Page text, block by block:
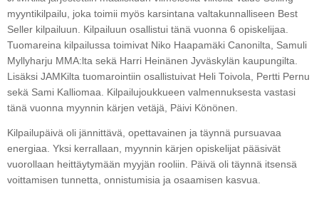
myyntikilpailu, joka toimii myös karsintana valtakunnalliseen Best
Seller kilpailuun. Kilpailuun osallistui tänä vuonna 6 opiskelijaa.
Tuomareina kilpailussa toimivat Niko Haapamäki Canonilta, Samuli
Myllyharju MMA:lta sekä Harri Heinänen Jyväskylän kaupungilta.
Lisäksi JAMKilta tuomarointiin osallistuivat Heli Toivola, Pertti Pernu
sekä Sami Kalliomaa. Kilpailujoukkueen valmennuksesta vastasi
tänä vuonna myynnin kärjen vetäjä, Päivi Könönen.
Kilpailupäivä oli jännittävä, opettavainen ja täynnä pursuavaa
energiaa. Yksi kerrallaan, myynnin kärjen opiskelijat pääsivät
vuorollaan heittäytymään myyjän rooliin. Päivä oli täynnä itsensä
voittamisen tunnetta, onnistumisia ja osaamisen kasvua.